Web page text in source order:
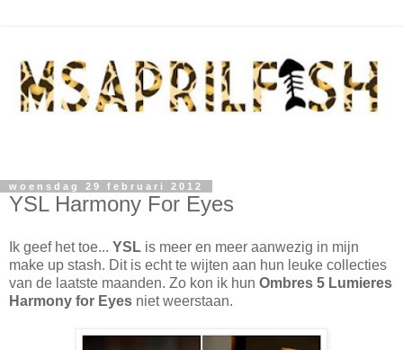
woensdag 29 februari 2012
YSL Harmony For Eyes
Ik geef het toe... YSL is meer en meer aanwezig in mijn
make up stash. Dit is echt te wijten aan hun leuke collecties
van de laatste maanden. Zo kon ik hun Ombres 5 Lumieres
Harmony for Eyes niet weerstaan.